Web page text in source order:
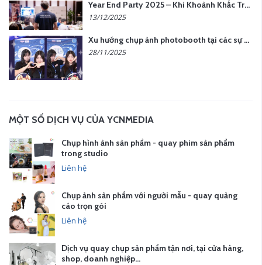
Year End Party 2025 – Khi Khoảnh Khắc Trở Thành Dấu Ấn | Gói Ưu Đãi Tháng 12 Từ YCN Media
13/12/2025
Xu hướng chụp ảnh photobooth tại các sự kiện hiện nay
28/11/2025
MỘT SỐ DỊCH VỤ CỦA YCNMEDIA
Chụp hình ảnh sản phẩm - quay phim sản phẩm
trong studio
Liên hệ
Chụp ảnh sản phẩm với người mẫu - quay quảng
cáo trọn gói
Liên hệ
Dịch vụ quay chụp sản phẩm tận nơi, tại cửa hàng,
shop, doanh nghiệp…